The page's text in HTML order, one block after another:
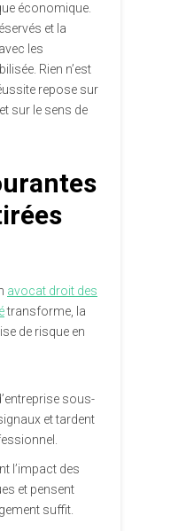
économique.
et la
les
Rien n’est
repose sur
sur le sens de
avocat droit des
transforme, la
de risque en
sous-
et tardent
l’impact des
et pensent
suffit.